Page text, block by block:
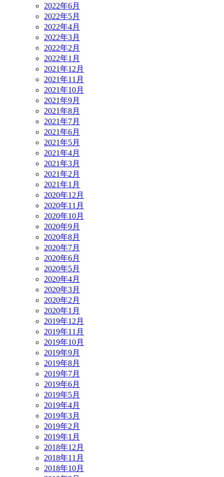
2022年6月
2022年5月
2022年4月
2022年3月
2022年2月
2022年1月
2021年12月
2021年11月
2021年10月
2021年9月
2021年8月
2021年7月
2021年6月
2021年5月
2021年4月
2021年3月
2021年2月
2021年1月
2020年12月
2020年11月
2020年10月
2020年9月
2020年8月
2020年7月
2020年6月
2020年5月
2020年4月
2020年3月
2020年2月
2020年1月
2019年12月
2019年11月
2019年10月
2019年9月
2019年8月
2019年7月
2019年6月
2019年5月
2019年4月
2019年3月
2019年2月
2019年1月
2018年12月
2018年11月
2018年10月